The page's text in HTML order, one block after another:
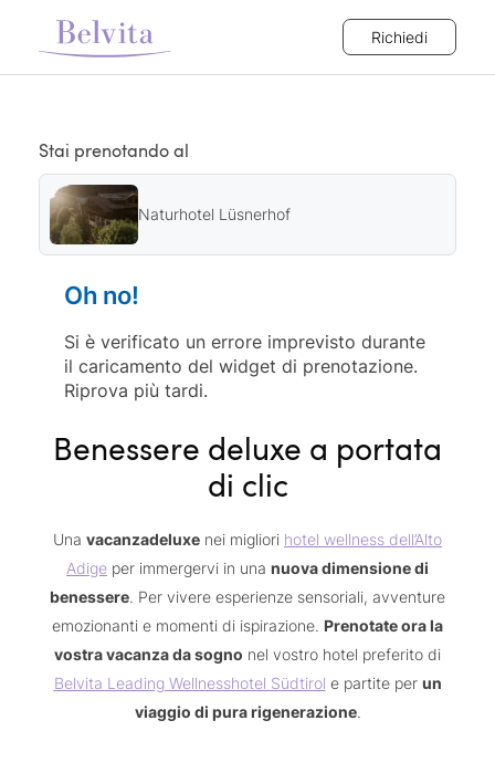
Richiedi
Stai prenotando al
Naturhotel Lüsnerhof
Oh no!
Si è verificato un errore imprevisto durante
il caricamento del widget di prenotazione.
Riprova più tardi.
Benessere deluxe a portata
di clic
Una vacanzadeluxe nei migliori hotel wellness dell’Alto
Adige per immergervi in una nuova dimensione di
benessere. Per vivere esperienze sensoriali, avventure
emozionanti e momenti di ispirazione. Prenotate ora la
vostra vacanza da sogno nel vostro hotel preferito di
Belvita Leading Wellnesshotel Südtirol e partite per un
viaggio di pura rigenerazione.